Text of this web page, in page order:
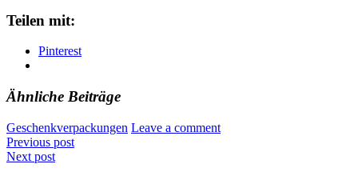
Teilen mit:
Pinterest
Ähnliche Beiträge
Geschenkverpackungen Leave a comment
Previous post
Next post